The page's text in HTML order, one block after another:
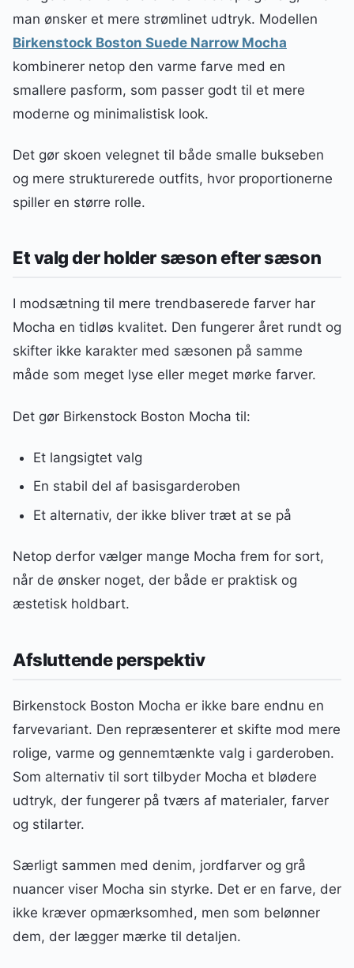
man ønsker et mere strømlinet udtryk. Modellen
Birkenstock Boston Suede Narrow Mocha
kombinerer netop den varme farve med en
smallere pasform, som passer godt til et mere
moderne og minimalistisk look.
Det gør skoen velegnet til både smalle bukseben
og mere strukturerede outfits, hvor proportionerne
spiller en større rolle.
Et valg der holder sæson efter sæson
I modsætning til mere trendbaserede farver har
Mocha en tidløs kvalitet. Den fungerer året rundt og
skifter ikke karakter med sæsonen på samme
måde som meget lyse eller meget mørke farver.
Det gør Birkenstock Boston Mocha til:
Et langsigtet valg
En stabil del af basisgarderoben
Et alternativ, der ikke bliver træt at se på
Netop derfor vælger mange Mocha frem for sort,
når de ønsker noget, der både er praktisk og
æstetisk holdbart.
Afsluttende perspektiv
Birkenstock Boston Mocha er ikke bare endnu en
farvevariant. Den repræsenterer et skifte mod mere
rolige, varme og gennemtænkte valg i garderoben.
Som alternativ til sort tilbyder Mocha et blødere
udtryk, der fungerer på tværs af materialer, farver
og stilarter.
Særligt sammen med denim, jordfarver og grå
nuancer viser Mocha sin styrke. Det er en farve, der
ikke kræver opmærksomhed, men som belønner
dem, der lægger mærke til detaljen.